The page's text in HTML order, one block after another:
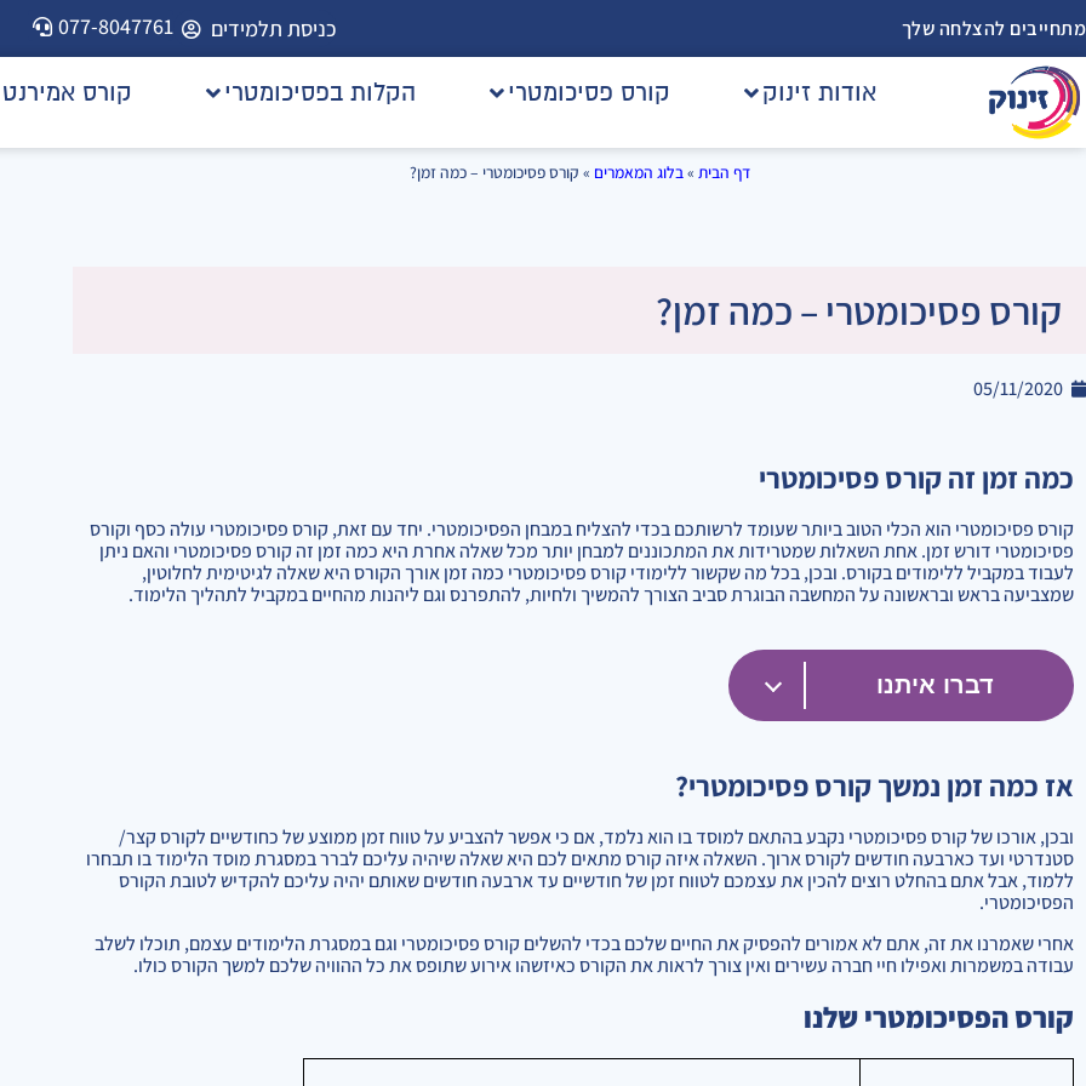
מתחייבים להצלחה שלך כניסת תלמידים 077-8047761
אודות זינוק קורס פסיכומטרי הקלות בפסיכומטרי קורס אמירנט
דף הבית »בלוג המאמרים » קורס פסיכומטרי – כמה זמן?
קורס פסיכומטרי – כמה זמן?
05/11/2020
כמה זמן זה קורס פסיכומטרי
קורס פסיכומטרי הוא הכלי הטוב ביותר שעומד לרשותכם בכדי להצליח במבחן הפסיכומטרי. יחד עם זאת, קורס פסיכומטרי עולה כסף וקורס
פסיכומטרי דורש זמן. אחת השאלות שמטרידות את המתכוננים למבחן יותר מכל שאלה אחרת היא כמה זמן זה קורס פסיכומטרי והאם ניתן
לעבוד במקביל ללימודים בקורס. ובכן, בכל מה שקשור ללימודי קורס פסיכומטרי כמה זמן אורך הקורס היא שאלה לגיטימית לחלוטין,
שמצביעה בראש ובראשונה על המחשבה הבוגרת סביב הצורך להמשיך ולחיות, להתפרנס וגם ליהנות מהחיים במקביל לתהליך הלימוד.
דברו איתנו
אז כמה זמן נמשך קורס פסיכומטרי?
ובכן, אורכו של קורס פסיכומטרי נקבע בהתאם למוסד בו הוא נלמד, אם כי אפשר להצביע על טווח זמן ממוצע של כחודשיים לקורס קצר/
סטנדרטי ועד כארבעה חודשים לקורס ארוך. השאלה איזה קורס מתאים לכם היא שאלה שיהיה עליכם לברר במסגרת מוסד הלימוד בו תבחרו
ללמוד, אבל אתם בהחלט רוצים להכין את עצמכם לטווח זמן של חודשיים עד ארבעה חודשים שאותם יהיה עליכם להקדיש לטובת הקורס
הפסיכומטרי.
אחרי שאמרנו את זה, אתם לא אמורים להפסיק את החיים שלכם בכדי להשלים קורס פסיכומטרי וגם במסגרת הלימודים עצמם, תוכלו לשלב
עבודה במשמרות ואפילו חיי חברה עשירים ואין צורך לראות את הקורס כאיזשהו אירוע שתופס את כל ההוויה שלכם למשך הקורס כולו.
קורס הפסיכומטרי שלנו